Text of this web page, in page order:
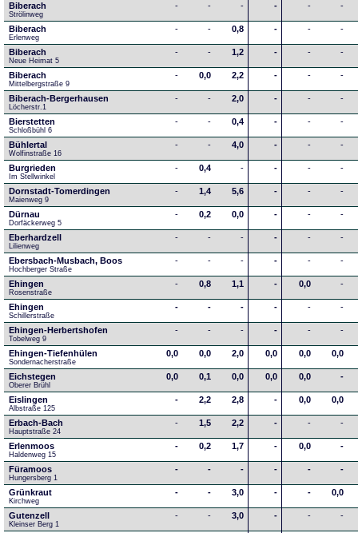
Biberach
Strölinweg
- - - - - -
Biberach
Erlenweg
- - 0,8 - - -
Biberach
Neue Heimat 5
- - 1,2 - - -
Biberach
Mittelbergstraße 9
- 0,0 2,2 - - -
Biberach-Bergerhausen
Löcherstr.1
- - 2,0 - - -
Bierstetten
Schloßbühl 6
- - 0,4 - - -
Bühlertal
Wolfinstraße 16
- - 4,0 - - -
Burgrieden
Im Stellwinkel
- 0,4 - - - -
Dornstadt-Tomerdingen
Maienweg 9
- 1,4 5,6 - - -
Dürnau
Dorfäckerweg 5
- 0,2 0,0 - - -
Eberhardzell
Lilienweg
- - - - - -
Ebersbach-Musbach, Boos
Hochberger Straße
- - - - - -
Ehingen
Rosenstraße
- 0,8 1,1 - 0,0 -
Ehingen
Schillerstraße
- - - - - -
Ehingen-Herbertshofen
Tobelweg 9
- - - - - -
Ehingen-Tiefenhülen
Sondernacherstraße
0,0 0,0 2,0 0,0 0,0 0,0
Eichstegen
Oberer Brühl
0,0 0,1 0,0 0,0 0,0 -
Eislingen
Albstraße 125
- 2,2 2,8 - 0,0 0,0
Erbach-Bach
Hauptstraße 24
- 1,5 2,2 - - -
Erlenmoos
Haldenweg 15
- 0,2 1,7 - 0,0 -
Füramoos
Hungersberg 1
- - - - - -
Grünkraut
Kirchweg
- - 3,0 - - 0,0
Gutenzell
Kleinser Berg 1
- - 3,0 - - -